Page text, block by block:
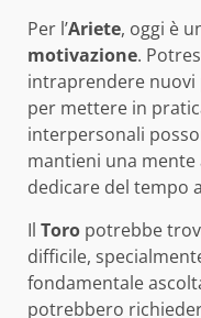
Per l’Ariete, oggi è
motivazione.
intraprendere nuovi
per mettere in
interpersonali
mantieni una
dedicare del tempo
Il Toro potrebbe
difficile,
fondamentale
potrebbero